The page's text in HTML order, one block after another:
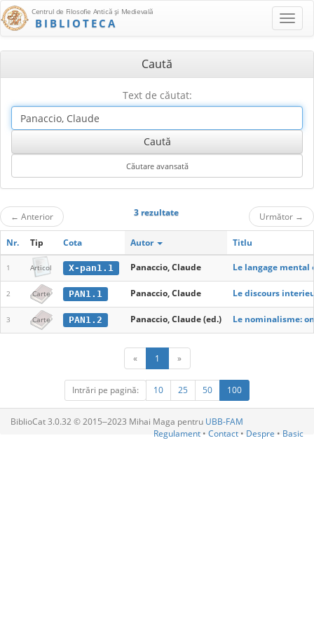
Centrul de Filosofie Antică şi Medievală
BIBLIOTECA
Caută
Text de căutat:
← Anterior 3 rezultate Următor →
Nr. Tip Cota Autor Titlu
1 Articol X-pan1.1 Panaccio, Claude Le langage mental
2 Carte PAN1.1 Panaccio, Claude Le discours
3 Carte PAN1.2 Panaccio, Claude (ed.) Le nominalisme:
« 1 »
Intrări pe pagină: 10 25 50 100
BiblioCat 3.0.32 © 2015‒2023 Mihai Maga pentru UBB-FAM
Regulament • Contact • Despre • Basic